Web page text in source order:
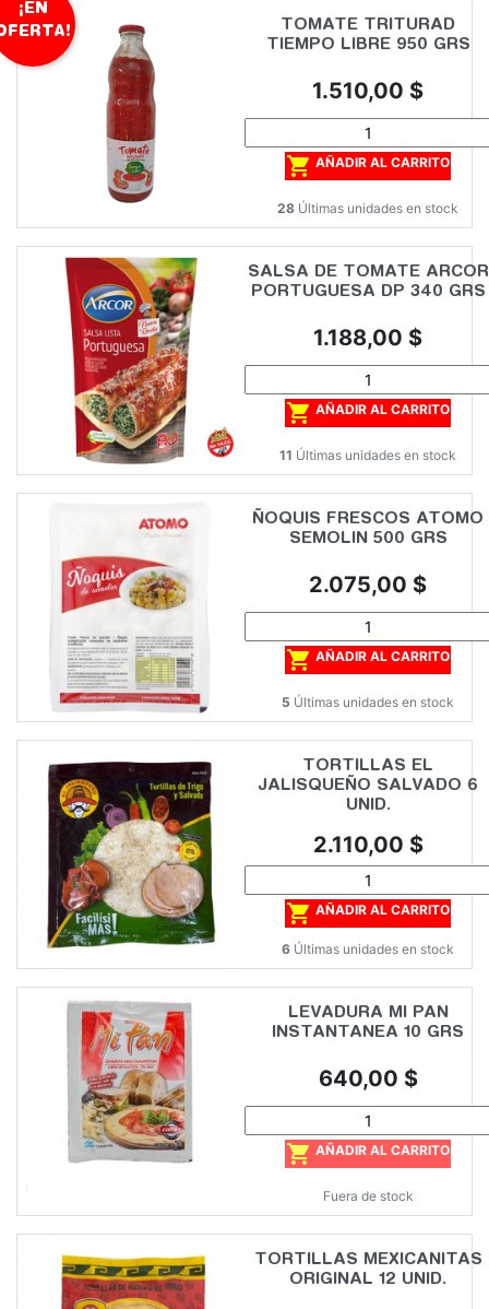
TOMATE TRITURAD
TIEMPO LIBRE 950 GRS
Precio
1.510,00 $
 AÑADIR AL CARRITO
28 Últimas unidades en stock
¡EN
SALSA DE TOMATE ARCOR
PORTUGUESA DP 340 GRS
Precio
1.188,00 $
 AÑADIR AL CARRITO
11 Últimas unidades en stock
ÑOQUIS FRESCOS ATOMO
SEMOLIN 500 GRS
Precio
2.075,00 $
 AÑADIR AL CARRITO
5 Últimas unidades en stock
TORTILLAS EL
JALISQUEÑO SALVADO 6
UNID.
Precio
2.110,00 $
 AÑADIR AL CARRITO
6 Últimas unidades en stock
LEVADURA MI PAN
INSTANTANEA 10 GRS
Precio
640,00 $
 AÑADIR AL CARRITO
Fuera de stock
TORTILLAS MEXICANITAS
ORIGINAL 12 UNID.